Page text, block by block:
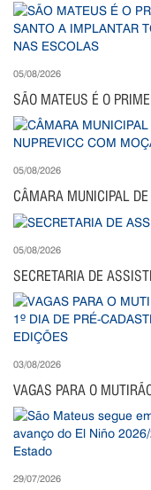
05/08/2026
SÃO MATEUS É O
05/08/2026
CÂMARA MUNICIPAL
05/08/2026
SECRETARIA DE
03/08/2026
VAGAS PARA O
29/07/2026